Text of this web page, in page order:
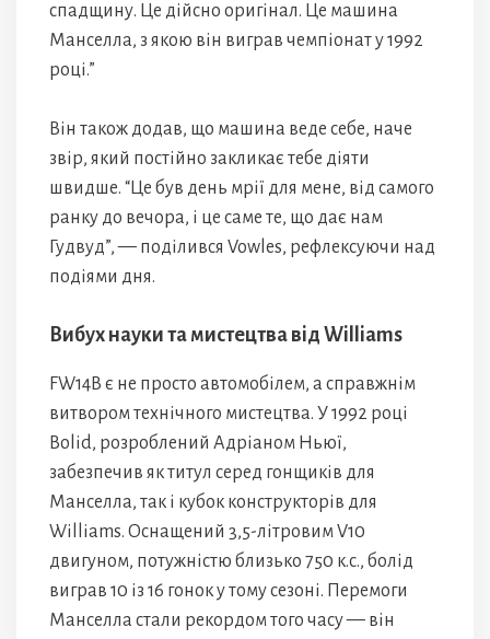
спадщину. Це дійсно оригінал. Це машина
Манселла, з якою він виграв чемпіонат у 1992
році.”
Він також додав, що машина веде себе, наче
звір, який постійно закликає тебе діяти
швидше. “Це був день мрії для мене, від самого
ранку до вечора, і це саме те, що дає нам
Гудвуд”, — поділився Vowles, рефлексуючи над
подіями дня.
Вибух науки та мистецтва від Williams
FW14B є не просто автомобілем, а справжнім
витвором технічного мистецтва. У 1992 році
Bolіd, розроблений Адріаном Ньюї,
забезпечив як титул серед гонщиків для
Манселла, так і кубок конструкторів для
Williams. Оснащений 3,5-літровим V10
двигуном, потужністю близько 750 к.с., болід
виграв 10 із 16 гонок у тому сезоні. Перемоги
Манселла стали рекордом того часу — він